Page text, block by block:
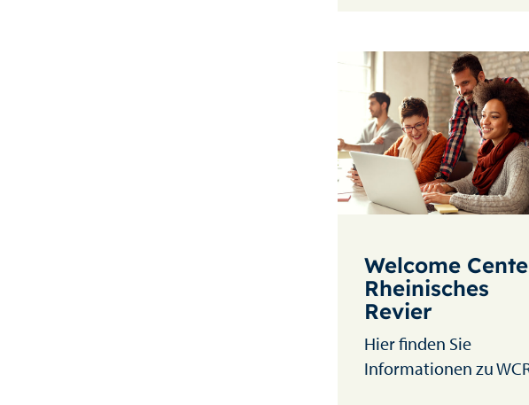
Welcome
Rheinisches
Revier
Hier finden Sie
Informationen zu